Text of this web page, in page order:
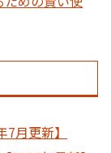
月更新】